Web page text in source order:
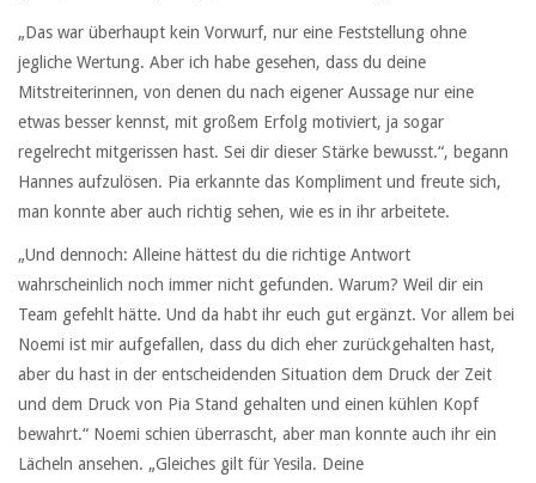
„Das war überhaupt kein Vorwurf, nur eine Feststellung ohne
jegliche Wertung. Aber ich habe gesehen, dass du deine
Mitstreiterinnen, von denen du nach eigener Aussage nur eine
etwas besser kennst, mit großem Erfolg motiviert, ja sogar
regelrecht mitgerissen hast. Sei dir dieser Stärke bewusst.“, begann
Hannes aufzulösen. Pia erkannte das Kompliment und freute sich,
man konnte aber auch richtig sehen, wie es in ihr arbeitete.
„Und dennoch: Alleine hättest du die richtige Antwort
wahrscheinlich noch immer nicht gefunden. Warum? Weil dir ein
Team gefehlt hätte. Und da habt ihr euch gut ergänzt. Vor allem bei
Noemi ist mir aufgefallen, dass du dich eher zurückgehalten hast,
aber du hast in der entscheidenden Situation dem Druck der Zeit
und dem Druck von Pia Stand gehalten und einen kühlen Kopf
bewahrt.“ Noemi schien überrascht, aber man konnte auch ihr ein
Lächeln ansehen. „Gleiches gilt für Yesila. Deine